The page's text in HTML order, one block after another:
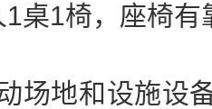
1椅，座椅有
地和设施设